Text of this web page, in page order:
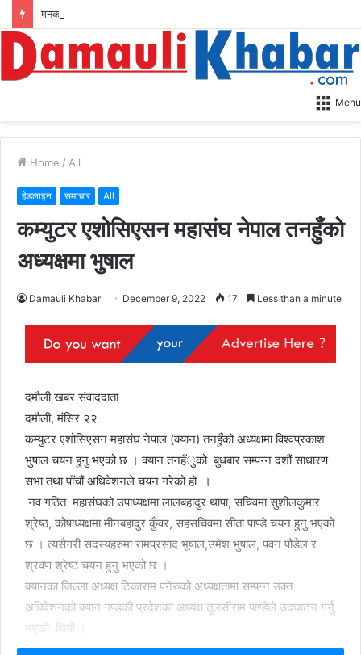
मनको एउटा रित्तो पाना: मेरो अन्तिम राजनीतिक यात्रा
Menu
Home / All
हेडलाईन समाचार All
कम्युटर एशोसिएसन महासंघ नेपाल तनहुँको
अध्यक्षमा भुषाल
Damauli Khabar December 9, 2022 17 Less than a minute
दमौली खबर संवाददाता
दमौली, मंसिर २२
कम्युटर एशोसिएसन महासंघ नेपाल (क्यान) तनहुँको अध्यक्षमा विश्वप्रकाश
भुषाल चयन हुनु भएको छ । क्यान तनहँुको बुधबार सम्पन्न दशौं साधारण
सभा तथा पाँचौं अधिवेशनले चयन गरेको हो ।
नव गठित महासंघको उपाध्यक्षमा लालबहादुर थापा, सचिवमा सुशीलकुमार
श्रेष्ठ, कोषाध्यक्षमा मीनबहादुर कुँवर, सहसचिवमा सीता पाण्डे चयन हुनु भएको
छ । त्यसैगरी सदस्यहरुमा रामप्रसाद भूषाल,उमेश भुषाल, पवन पौडेल र
श्रवण श्रेष्ठ चयन हुनु भएको छ ।
क्यानका जिल्ला अध्यक्ष टिकाराम पनेरुको अध्यक्षतामा सम्पन्न उक्त
अधिवेशनको क्यान गण्डकी प्रदेशका अध्यक्ष तुलसीराम पाण्डेले उदघाटन गर्नु
भएको थियो ।